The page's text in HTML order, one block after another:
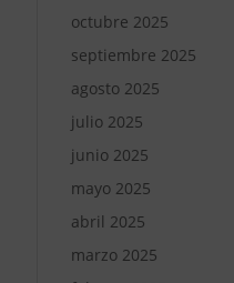
octubre 2025
septiembre 2025
agosto 2025
julio 2025
junio 2025
mayo 2025
abril 2025
marzo 2025